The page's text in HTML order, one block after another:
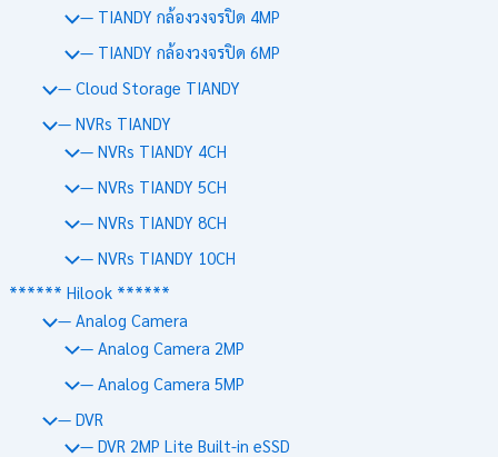
— TIANDY กล้องวงจรปิด 4MP
— TIANDY กล้องวงจรปิด 6MP
— Cloud Storage TIANDY
— NVRs TIANDY
— NVRs TIANDY 4CH
— NVRs TIANDY 5CH
— NVRs TIANDY 8CH
— NVRs TIANDY 10CH
****** Hilook ******
— Analog Camera
— Analog Camera 2MP
— Analog Camera 5MP
— DVR
— DVR 2MP Lite Built-in eSSD